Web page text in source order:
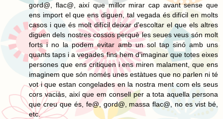
gord@, flac@, així que millor mirar cap avant sense que
ens import el que ens diguen, tal vegada és difícil en molts
casos i que és molt difícil deixar d'escoltar el que els altres
diguen dels nostres cossos perquè les seues veus són molt
forts i no la podem evitar amb un sol tap sinó amb uns
quants taps i a vegades fins hem d'imaginar que totes eixes
persones que ens critiquen i ens miren malament, que ens
imaginem que són només unes estàtues que no parlen ni té
vot i que estan congelades en la nostra ment com els seus
cors vaciás, així que em consell per a tota aquella persona
que creu que és, fe@, gord@, massa flac@, no es vist bé,
etc.